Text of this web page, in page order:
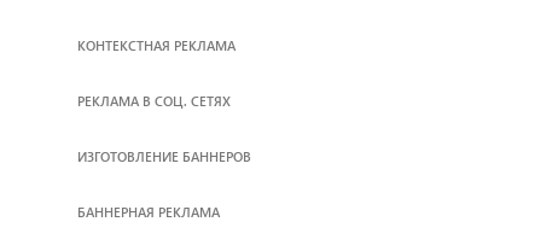
КОНТЕКСТНАЯ РЕКЛАМА
РЕКЛАМА В СОЦ. СЕТЯХ
ИЗГОТОВЛЕНИЕ БАННЕРОВ
БАННЕРНАЯ РЕКЛАМА